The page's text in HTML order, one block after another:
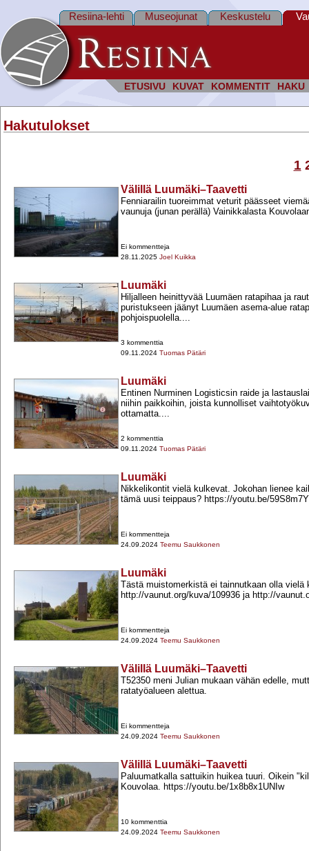
ETUSIVU KUVAT KOMMENTIT HAKU
Resiina-lehti Museojunat Keskustelu
Hakutulokset
1
Välillä Luumäki–Taavetti
Fenniarailin tuoreimmat veturit päässeet
vaunuja (junan perällä) Vainikkalasta
Ei kommentteja
28.11.2025 Joel Kuikka
Luumäki
Hiljalleen heinittyvää Luumäen ratapihaa ja
puristukseen jäänyt Luumäen asema-​alue
pohjoispuolella....
3 kommenttia
09.11.2024 Tuomas Pätäri
Luumäki
Entinen Nurminen Logisticsin raide ja
niihin paikkoihin, joista kunnolliset
ottamatta....
2 kommenttia
09.11.2024 Tuomas Pätäri
Luumäki
Nikkelikontit vielä kulkevat. Jokohan lienee
tämä uusi teippaus? https://youtu.be/
Ei kommentteja
24.09.2024 Teemu Saukkonen
Luumäki
Tästä muistomerkistä ei tainnutkaan olla vielä
http://vaunut.org/kuva/109936 ja http://
Ei kommentteja
24.09.2024 Teemu Saukkonen
Välillä Luumäki–Taavetti
T52350 meni Julian mukaan vähän edelle,
ratatyöalueen alettua.
Ei kommentteja
24.09.2024 Teemu Saukkonen
Välillä Luumäki–Taavetti
Paluumatkalla sattuikin huikea tuuri. Oikein
Kouvolaa. https://youtu.be/1x8b8x1UNIw
10 kommenttia
24.09.2024 Teemu Saukkonen